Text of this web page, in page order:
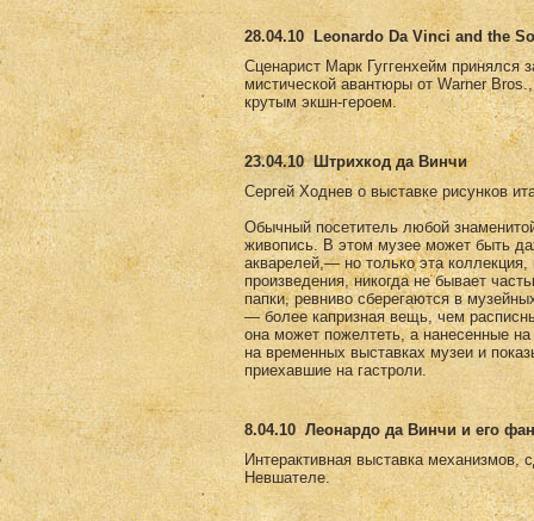
28.04.10
Leonardo Da Vinci and the
Сценарист Марк Гуггенхейм принялся
мистической авантюры от Warner
крутым экшн-героем.
23.04.10 Штрихкод да Винчи
Сергей Ходнев о выставке рисунков
Обычный посетитель любой
живопись. В этом музее может быть
акварелей,— но только эта
произведения, никогда не бывает
папки, ревниво сберегаются в
— более капризная вещь, чем
она может пожелтеть, а нанесенные
на временных выставках музеи и
приехавшие на гастроли.
8.04.10 Леонардо да Винчи и его
Интерактивная выставка механизмов,
Невшателе.